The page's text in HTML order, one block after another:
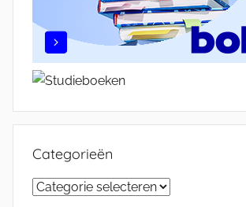
Categorieën
Categorieën